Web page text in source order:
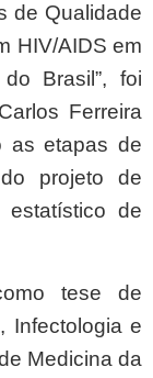
de Qualidade
HIV/AIDS em
Brasil”, foi
Ferreira
as etapas de
projeto de
estatístico de
tese de
Infectologia e
Medicina da